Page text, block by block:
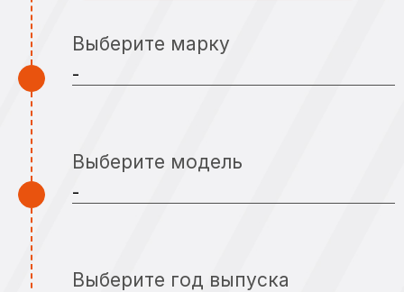
Выберите марку
Выберите модель
Выберите год выпуска